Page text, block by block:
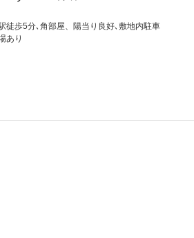
徒歩5分､角部屋、陽当り良好､敷地内駐車
あり